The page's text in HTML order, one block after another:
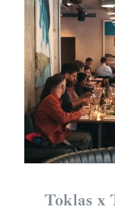
Toklas x